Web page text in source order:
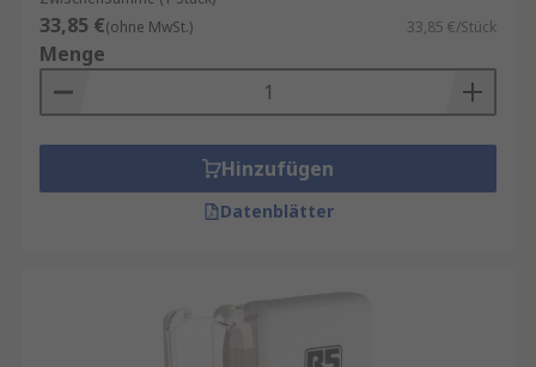
33,85 €(ohne MwSt.) 33,85 €/Stück
Menge
Hinzufügen
Datenblätter